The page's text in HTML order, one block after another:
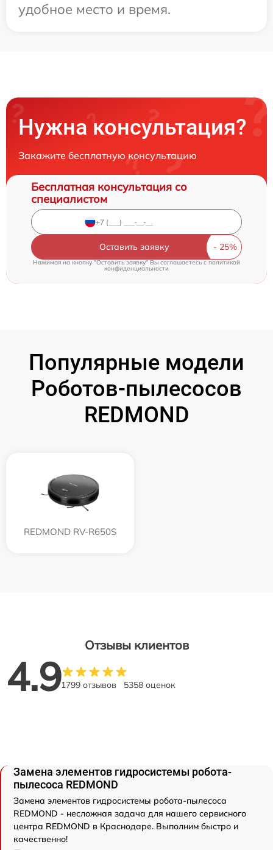
удобное место и время.
Нужна консультация?
Закажите бесплатную консультацию
Бесплатная консультация со
специалистом
Оставить заявку
Нажимая на кнопку "Оставить заявку" Вы соглашаетесь c политикой
конфиденциальности
Популярные модели
Роботов-пылесосов
REDMOND
REDMOND RV-R650S
Отзывы клиентов
4.91799 отзывов 5358 оценок
Замена элементов гидросистемы робота-
пылесоса REDMOND
Замена элементов гидросистемы робота-пылесоса
REDMOND - несложная задача для нашего сервисного
центра REDMOND в Краснодаре. Выполним быстро и
качественно!